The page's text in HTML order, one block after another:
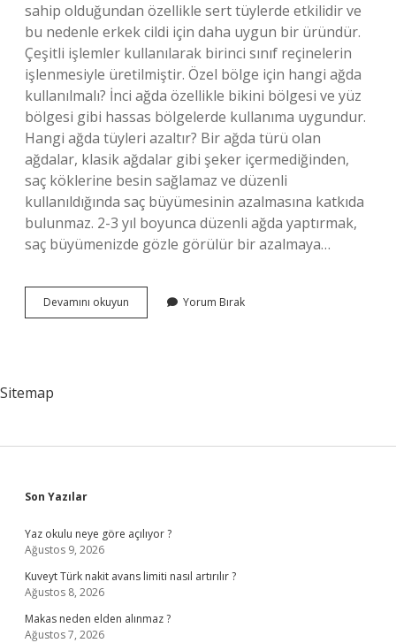
sahip olduğundan özellikle sert tüylerde etkilidir ve
bu nedenle erkek cildi için daha uygun bir üründür.
Çeşitli işlemler kullanılarak birinci sınıf reçinelerin
işlenmesiyle üretilmiştir. Özel bölge için hangi ağda
kullanılmalı? İnci ağda özellikle bikini bölgesi ve yüz
bölgesi gibi hassas bölgelerde kullanıma uygundur.
Hangi ağda tüyleri azaltır? Bir ağda türü olan
ağdalar, klasik ağdalar gibi şeker içermediğinden,
saç köklerine besin sağlamaz ve düzenli
kullanıldığında saç büyümesinin azalmasına katkıda
bulunmaz. 2-3 yıl boyunca düzenli ağda yaptırmak,
saç büyümenizde gözle görülür bir azalmaya…
Devamını okuyun
Tüyler
Yorum Bırak
Sitemap
Sidebar
Son Yazılar
Yaz okulu neye göre açılıyor ?
Ağustos 9, 2026
Kuveyt Türk nakit avans limiti nasıl artırılır ?
Ağustos 8, 2026
Makas neden elden alınmaz ?
Ağustos 7, 2026